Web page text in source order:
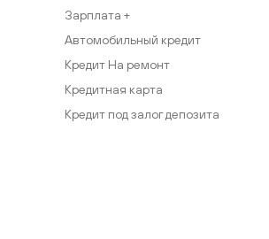
Зарплата +
Автомобильный кредит
Кредит На ремонт
Кредитная карта
Кредит под залог депозита